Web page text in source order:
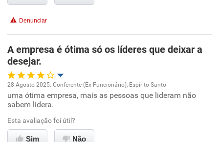
Recomenda esta empresa
Denunciar
A empresa é ótima só os líderes que deixar a
desejar.
Oportunidade de promoção
Ambiente de trabalho
28 Agosto 2025. Conferente (Ex-Funcionário), Espírito Santo
uma ótima empresa, maís as pessoas que lideram não
sabem lidera.
Esta avaliação foi útil?
Sim Não